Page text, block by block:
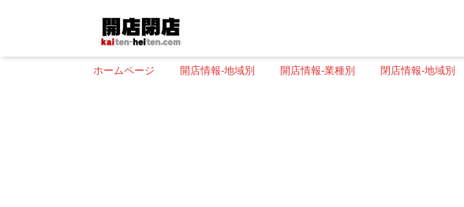
ホームページ 開店情報-地域別 開店情報-業種別 閉店情報-地域別